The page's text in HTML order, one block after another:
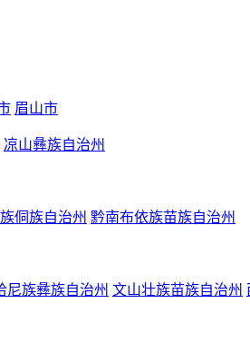
眉山市
凉山彝族自治州
侗族自治州 黔南布依族苗族自治州
尼族彝族自治州 文山壮族苗族自治州